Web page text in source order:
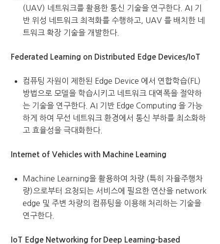
(UAV) 네트워크를 활용한 통신 기술을 연구한다. AI 기
반 위성 네트워크 최적화를 수행하고, UAV 를 배치한 네
트워크 확장 기술을 개발한다.
Federated Learning on Distributed Edge Devices/IoT
컴퓨팅 자원이 제한된 Edge Device 에서 연합학습(FL)
방법으로 모델을 학습시키고 네트워크 대역폭을 절약하
는 기술을 연구한다. AI 기반 Edge Computing 을 가능
하게 하여 무선 네트워크 환경에서 통신 부하를 최소화하
고 효율성을 극대화한다.
Internet of Vehicles with Machine Learning
Machine Learning을 활용하여 차량 (특히 자율주행차
량) 으로부터 요청되는 서비스에 필요한 연산을 network
edge 및 주변 차량의 컴퓨팅을 이용해 처리하는 기술을
연구한다.
IoT Edge Networking for Deep Learning-based